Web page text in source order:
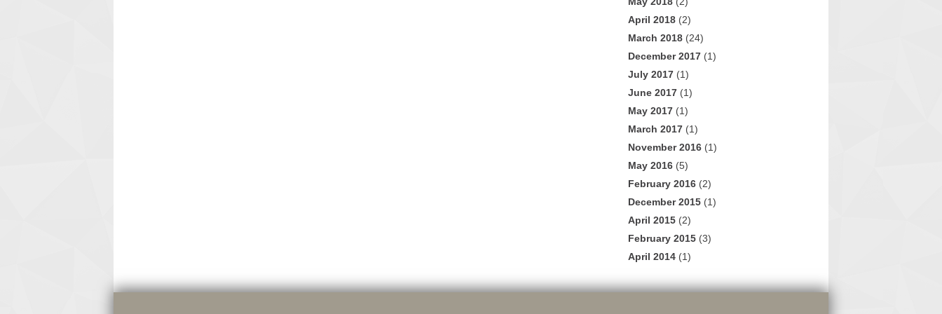
April 2018 (2)
March 2018 (24)
December 2017 (1)
July 2017 (1)
June 2017 (1)
May 2017 (1)
March 2017 (1)
November 2016 (1)
May 2016 (5)
February 2016 (2)
December 2015 (1)
April 2015 (2)
February 2015 (3)
April 2014 (1)